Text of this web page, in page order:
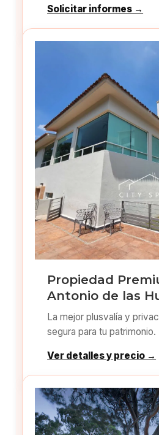
Solicitar informes →
Propiedad
Antonio de las
La mejor plusvalía y
segura para tu patrimonio.
Ver detalles y precio →